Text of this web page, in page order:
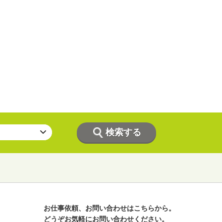
お仕事依頼、お問い合わせはこちらから。
どうぞお気軽にお問い合わせください。